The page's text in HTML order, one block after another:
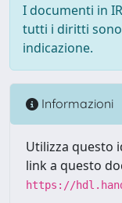
I documenti in
tutti i diritti
indicazione.
Informazioni
Utilizza questo
link a questo
https://